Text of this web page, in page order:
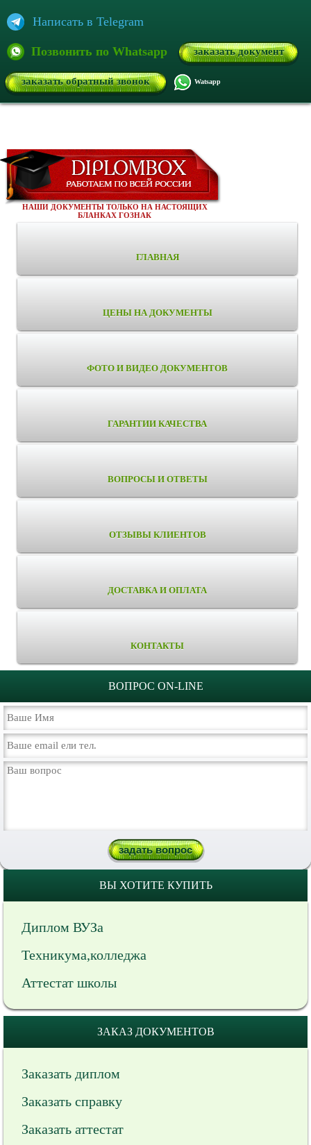
Написать в Telegram
Позвонить по Whatsapp заказать документ
заказать обратный звонок Watsapp
НАШИ ДОКУМЕНТЫ ТОЛЬКО НА НАСТОЯЩИХ
БЛАНКАХ ГОЗНАК
ГЛАВНАЯ
ЦЕНЫ НА ДОКУМЕНТЫ
ФОТО И ВИДЕО ДОКУМЕНТОВ
ГАРАНТИИ КАЧЕСТВА
ВОПРОСЫ И ОТВЕТЫ
ОТЗЫВЫ КЛИЕНТОВ
ДОСТАВКА И ОПЛАТА
КОНТАКТЫ
ВОПРОС ON-LINE
ВЫ ХОТИТЕ КУПИТЬ
Диплом ВУЗа
Техникума,колледжа
Аттестат школы
ЗАКАЗ ДОКУМЕНТОВ
Заказать диплом
Заказать справку
Заказать аттестат